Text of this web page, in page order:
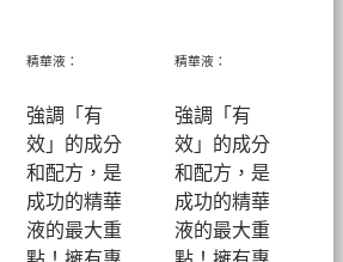
精華液：
強調「有
效」的成分
和配方，是
成功的精華
液的最大重
精華液：
強調「有
效」的成分
和配方，是
成功的精華
液的最大重